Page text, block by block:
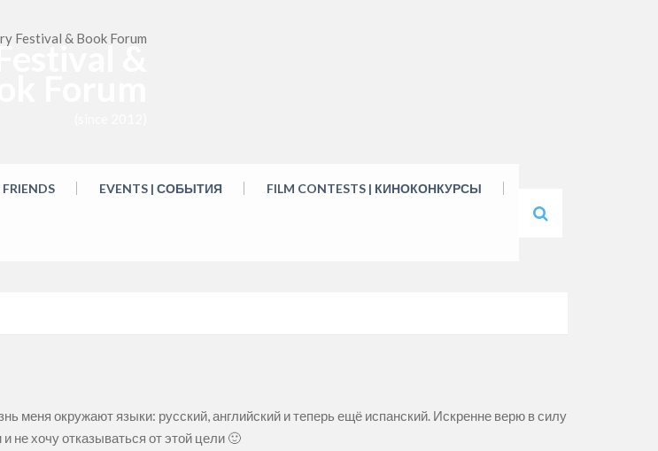
&
EVENTS | СОБЫТИЯ FILM CONTESTS | КИНОКОНКУРСЫ
окружают языки: русский, английский и теперь ещё испанский. Искренне верю в силу
не хочу отказываться от этой цели 🙂